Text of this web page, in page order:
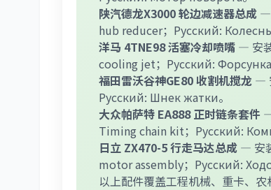
陕汽德龙X3000 轮边减速器总成 —
hub reducer；Русский:
洋马 4TNE98 活塞冷却喷嘴 — 安
cooling jet；Русский:
福田雷沃谷神GE80 收割机搅龙 —
Русский: Шнек жатки。
大众帕萨特 EA888 正时链条套件
Timing chain kit；Русский:
日立 ZX470-5 行走马达总成 — 安
motor assembly；Русский:
以上配件覆盖工程机械、重卡、